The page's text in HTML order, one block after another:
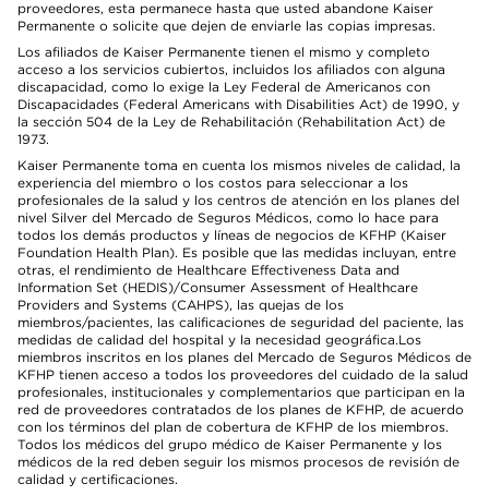
proveedores, esta permanece hasta que usted abandone Kaiser
Permanente o solicite que dejen de enviarle las copias impresas.
Los afiliados de Kaiser Permanente tienen el mismo y completo
acceso a los servicios cubiertos, incluidos los afiliados con alguna
discapacidad, como lo exige la Ley Federal de Americanos con
Discapacidades (Federal Americans with Disabilities Act) de 1990, y
la sección 504 de la Ley de Rehabilitación (Rehabilitation Act) de
1973.
Kaiser Permanente toma en cuenta los mismos niveles de calidad, la
experiencia del miembro o los costos para seleccionar a los
profesionales de la salud y los centros de atención en los planes del
nivel Silver del Mercado de Seguros Médicos, como lo hace para
todos los demás productos y líneas de negocios de KFHP (Kaiser
Foundation Health Plan). Es posible que las medidas incluyan, entre
otras, el rendimiento de Healthcare Effectiveness Data and
Information Set (HEDIS)/Consumer Assessment of Healthcare
Providers and Systems (CAHPS), las quejas de los
miembros/pacientes, las calificaciones de seguridad del paciente, las
medidas de calidad del hospital y la necesidad geográfica.Los
miembros inscritos en los planes del Mercado de Seguros Médicos de
KFHP tienen acceso a todos los proveedores del cuidado de la salud
profesionales, institucionales y complementarios que participan en la
red de proveedores contratados de los planes de KFHP, de acuerdo
con los términos del plan de cobertura de KFHP de los miembros.
Todos los médicos del grupo médico de Kaiser Permanente y los
médicos de la red deben seguir los mismos procesos de revisión de
calidad y certificaciones.